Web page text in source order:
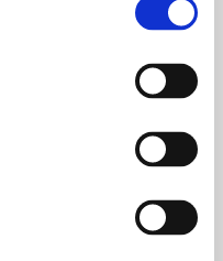
It
miljø i Statens It. Vi
opgaver fra første